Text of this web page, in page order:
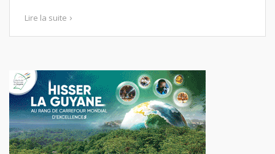
Lire la suite